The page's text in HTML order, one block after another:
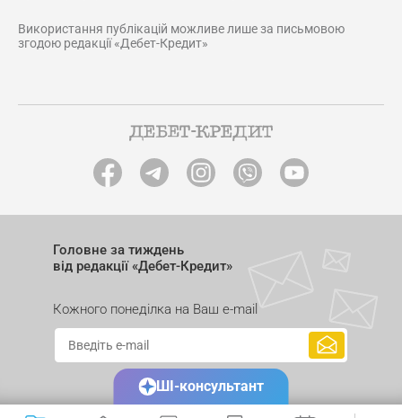
Використання публікацій можливе лише за письмовою
згодою редакції «Дебет-Кредит»
Головне за тиждень
від редакції «Дебет-Кредит»
Кожного понеділка на Ваш e-mail
ШІ-консультант